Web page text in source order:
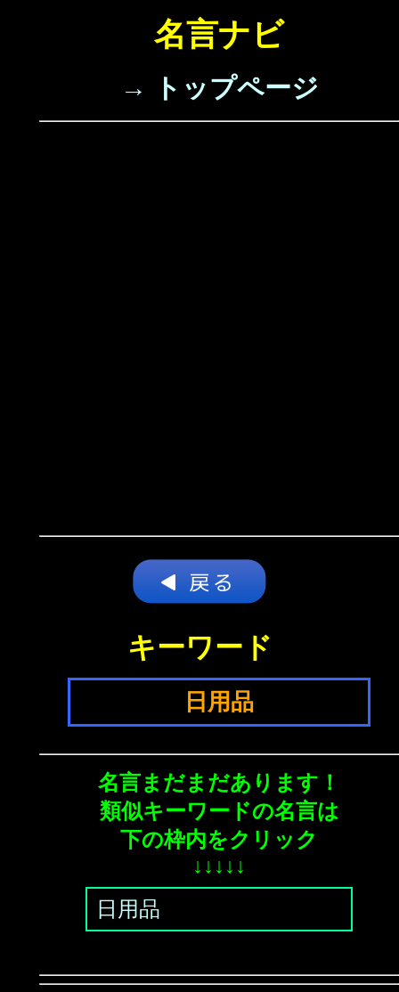
名言ナビ
→ トップページ
キーワード
日用品
名言まだまだあります！
類似キーワードの名言は
下の枠内をクリック
↓↓↓↓↓
日用品